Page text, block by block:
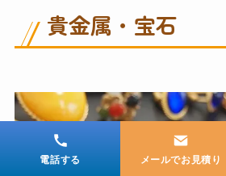
貴金属・宝石
電話する メールでお見積り